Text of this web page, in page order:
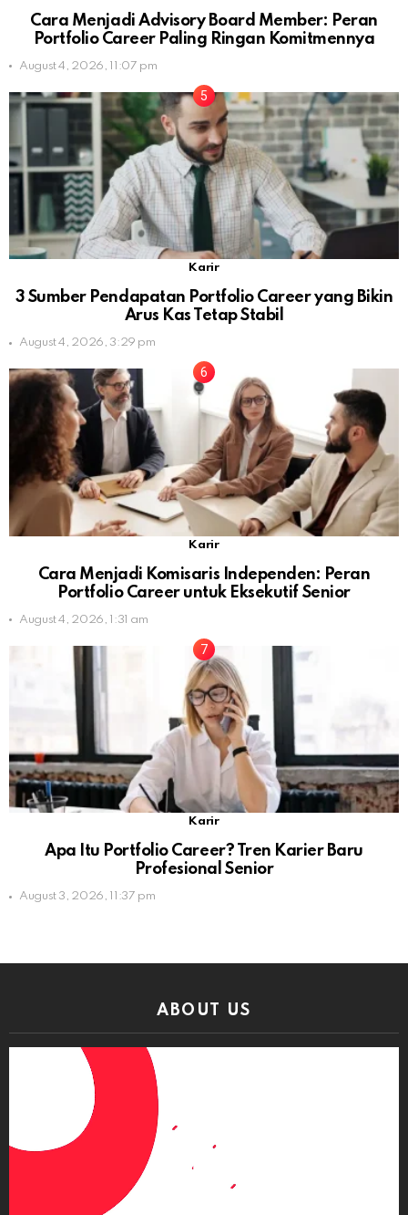
Cara Menjadi Advisory Board Member: Peran
Portfolio Career Paling Ringan Komitmennya
August 4, 2026, 11:07 pm
Karir
3 Sumber Pendapatan Portfolio Career yang Bikin
Arus Kas Tetap Stabil
August 4, 2026, 3:29 pm
Karir
Cara Menjadi Komisaris Independen: Peran
Portfolio Career untuk Eksekutif Senior
August 4, 2026, 1:31 am
Karir
Apa Itu Portfolio Career? Tren Karier Baru
Profesional Senior
August 3, 2026, 11:37 pm
ABOUT US